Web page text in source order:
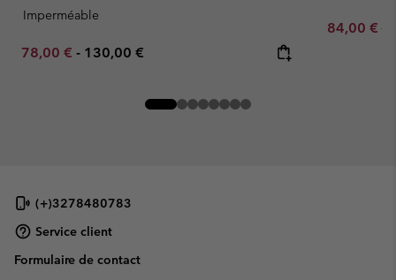
Imperméable
Minimum sale price:
78,00 € - Maximum price:
130,00 €
Sale price:
84,00 €
(+)3278480783
Service client
Formulaire de contact